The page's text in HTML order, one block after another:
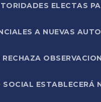
ELECTAS
A NUEVAS